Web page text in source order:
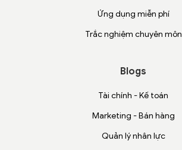
Ứng dụng miễn phí
Trắc nghiệm chuyên môn
Blogs
Tài chính - Kế toán
Marketing - Bán hàng
Quản lý nhân lực